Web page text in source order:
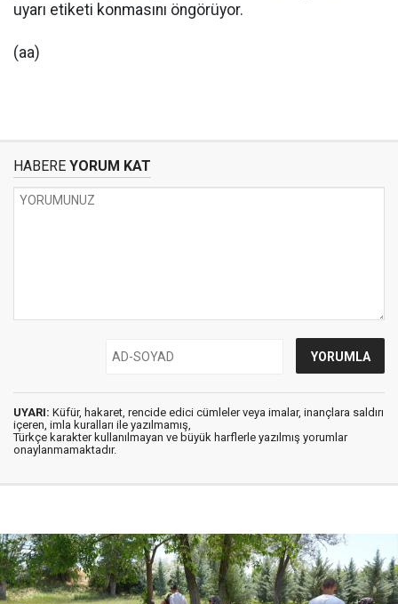
uyarı etiketi konmasını öngörüyor.
(aa)
HABERE YORUM KAT
UYARI: Küfür, hakaret, rencide edici cümleler veya imalar, inançlara saldırı
içeren, imla kuralları ile yazılmamış,
Türkçe karakter kullanılmayan ve büyük harflerle yazılmış yorumlar
onaylanmamaktadır.